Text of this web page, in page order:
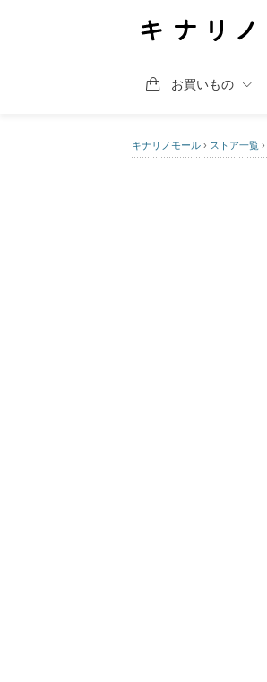
お買いもの
キナリノモール › ストア一覧 ›